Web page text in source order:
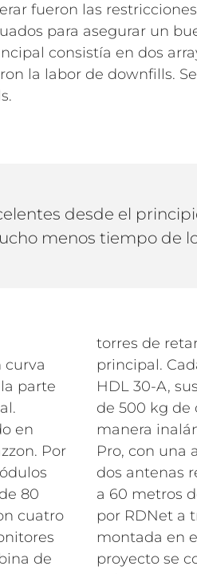
fueron las
para asegurar un
consistía en dos
la labor de downfills.
desde el
menos tiempo de
curva
parte
en
Por
80
cuatro
de
torres de
principal.
HDL 30-A,
de 500 kg de
manera
Pro, con una
dos antenas
a 60 metros
por RDNet a
montada en
proyecto se